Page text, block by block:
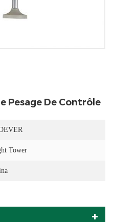
Pesage De Contrôle
Tower